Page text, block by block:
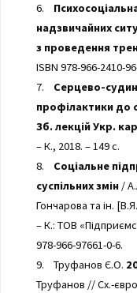
6.
надзвичайних
з проведення
ISBN 978-966-2410-
7. Серцево-
профілактики до
Зб. лекцій Укр.
– К., 2018. – 149 с.
8. Соціальне
суспільних змін/
Гончарова та ін.
– К.: ТОВ
978-966-97661-0-6.
9. Труфанов Є.О.
Труфанов // Сх.-